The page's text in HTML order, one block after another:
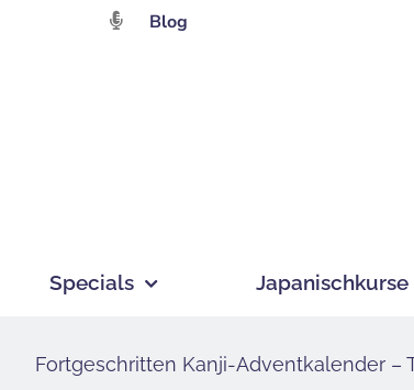
Blog
Specials Japanischkurse
Fortgeschritten Kanji-Adventkalender –